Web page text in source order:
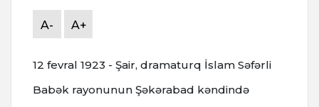
A- A+
12 fevral 1923 - Şair, dramaturq İslam Səfərli
Babək rayonunun Şəkərabad kəndində